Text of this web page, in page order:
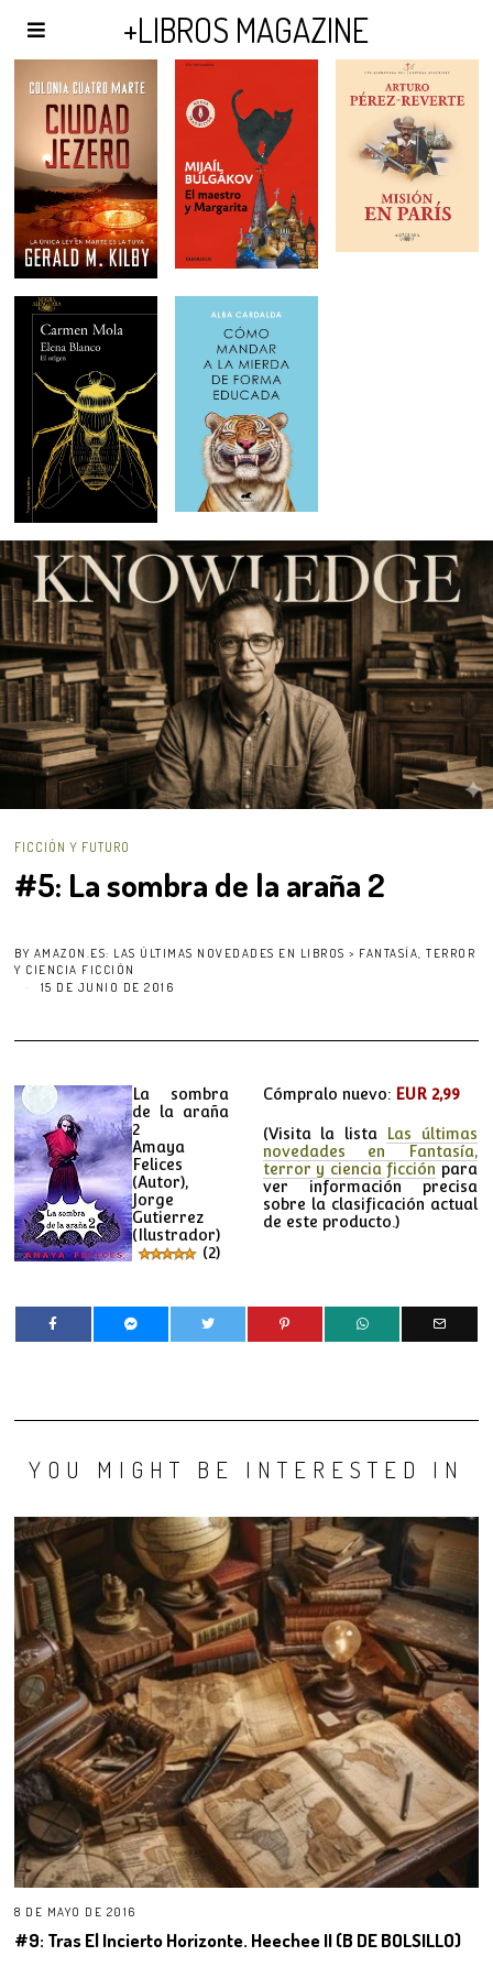
+LIBROS MAGAZINE
FICCIÓN Y FUTURO
#5: La sombra de la araña 2
BY AMAZON.ES: LAS ÚLTIMAS NOVEDADES EN LIBROS > FANTASÍA, TERROR
Y CIENCIA FICCIÓN
15 DE JUNIO DE 2016
La sombra
de la araña
2
Amaya
Felices
(Autor),
Jorge
Gutierrez
(Ilustrador)
(2)
Cómpralo nuevo: EUR 2,99
(Visita la lista
Las últimas
novedades en Fantasía,
terror y ciencia ficción para
ver información precisa
sobre la clasificación actual
de este producto.)
YOU MIGHT BE INTERESTED IN
8 DE MAYO DE 2016
#9: Tras El Incierto Horizonte. Heechee II (B DE BOLSILLO)